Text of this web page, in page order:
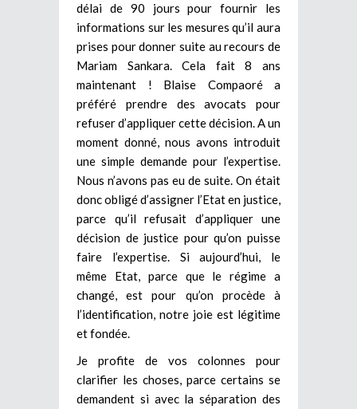
délai de 90 jours pour fournir les
informations sur les mesures qu’il aura
prises pour donner suite au recours de
Mariam Sankara. Cela fait 8 ans
maintenant ! Blaise Compaoré a
préféré prendre des avocats pour
refuser d’appliquer cette décision. A un
moment donné, nous avons introduit
une simple demande pour l’expertise.
Nous n’avons pas eu de suite. On était
donc obligé d’assigner l’Etat en justice,
parce qu’il refusait d’appliquer une
décision de justice pour qu’on puisse
faire l’expertise. Si aujourd’hui, le
même Etat, parce que le régime a
changé, est pour qu’on procède à
l’identification, notre joie est légitime
et fondée.
Je profite de vos colonnes pour
clarifier les choses, parce certains se
demandent si avec la séparation des